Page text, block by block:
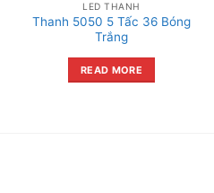
LED THANH
Thanh 5050 5 Tấc 36 Bóng
Trắng
READ MORE